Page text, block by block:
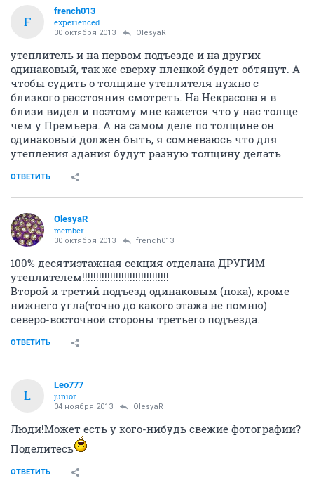
F
french013
experienced
30 октября 2013 OlesyaR
утеплитель и на первом подъезде и на других
одинаковый, так же сверху пленкой будет обтянут. А
чтобы судить о толщине утеплителя нужно с
близкого расстояния смотреть. На Некрасова я в
близи видел и поэтому мне кажется что у нас толще
чем у Премьера. А на самом деле по толщине он
одинаковый должен быть, я сомневаюсь что для
утепления здания будут разную толщину делать
ОТВЕТИТЬ
OlesyaR
member
30 октября 2013 french013
100% десятиэтажная секция отделана ДРУГИМ
утеплителем!!!!!!!!!!!!!!!!!!!!!!!!!!!!!!!
Второй и третий подъезд одинаковым (пока), кроме
нижнего угла(точно до какого этажа не помню)
северо-восточной стороны третьего подъезда.
ОТВЕТИТЬ
L
Leo777
junior
04 ноября 2013 OlesyaR
Люди!Может есть у кого-нибудь свежие фотографии?
Поделитесь
ОТВЕТИТЬ